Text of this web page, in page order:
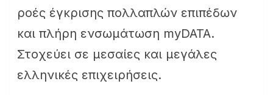
ροές έγκρισης πολλαπλών επιπέδων
και πλήρη ενσωμάτωση myDATA.
Στοχεύει σε μεσαίες και μεγάλες
ελληνικές επιχειρήσεις.